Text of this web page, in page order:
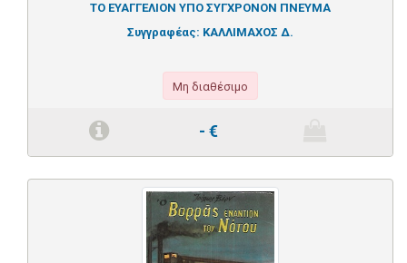
ΤΟ ΕΥΑΓΓΕΛΙΟΝ ΥΠΟ ΣΥΓΧΡΟΝΟΝ ΠΝΕΥΜΑ
Συγγραφέας: ΚΑΛΛΙΜΑΧΟΣ Δ.
Μη διαθέσιμο
- €